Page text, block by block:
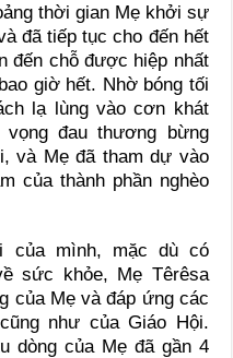
thời gian Mẹ khởi sự
đã tiếp tục cho đến hết
đến chỗ được hiệp nhất
giờ hết. Nhờ bóng tối
lạ lùng vào cơn khát
đau thương bừng
và Mẹ đã tham dự vào
của thành phần nghèo
của mình, mặc dù có
sức khỏe, Mẹ Têrêsa
của Mẹ và đáp ứng các
như của Giáo Hội.
dòng của Mẹ đã gần 4